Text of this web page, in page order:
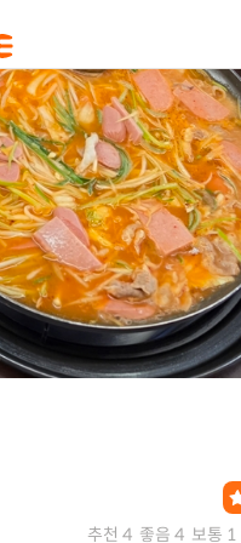
추천 4 좋음 4 보통 1